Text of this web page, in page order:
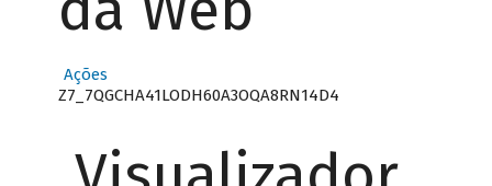
Ações
Z7_7QGCHA41LODH60A3OQA8RN14D4